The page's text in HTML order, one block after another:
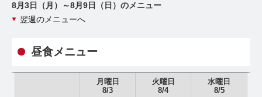
8月3日（月）～8月9日（日）のメニュー
翌週のメニューへ
昼食メニュー
月曜日
8/3
火曜日
8/4
水曜日
8/5